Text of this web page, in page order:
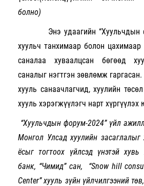
болно)
Энэ удаагийн “Хуульчдын
хуульч танхимаар болон
саналаа хуваалцсан бөгөөд
саналыг нэгтгэн зөвлөмж
хууль санаачлагчид, хуулийн
хууль хэрэгжүүлэгч нарт хүргүүлэх
“Хуульчдын форум-2024” үйл
Монгол Улсад хуулийн засаглалыг
ёсыг тогтоох үйлсэд үнэтэй
банк, “Чимид” сан, “Snow hill
Center” хууль зүйн үйлчилгээний